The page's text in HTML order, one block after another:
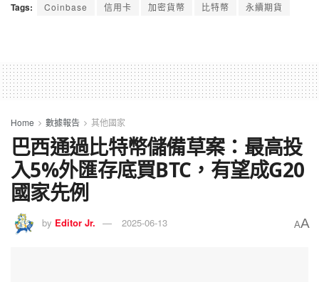
Tags: Coinbase 信用卡 加密貨幣 比特幣 永續期貨
Home 數據報告 其他國家
巴西通過比特幣儲備草案：最高投
入5%外匯存底買BTC，有望成G20
國家先例
by Editor Jr. 2025-06-13 AA